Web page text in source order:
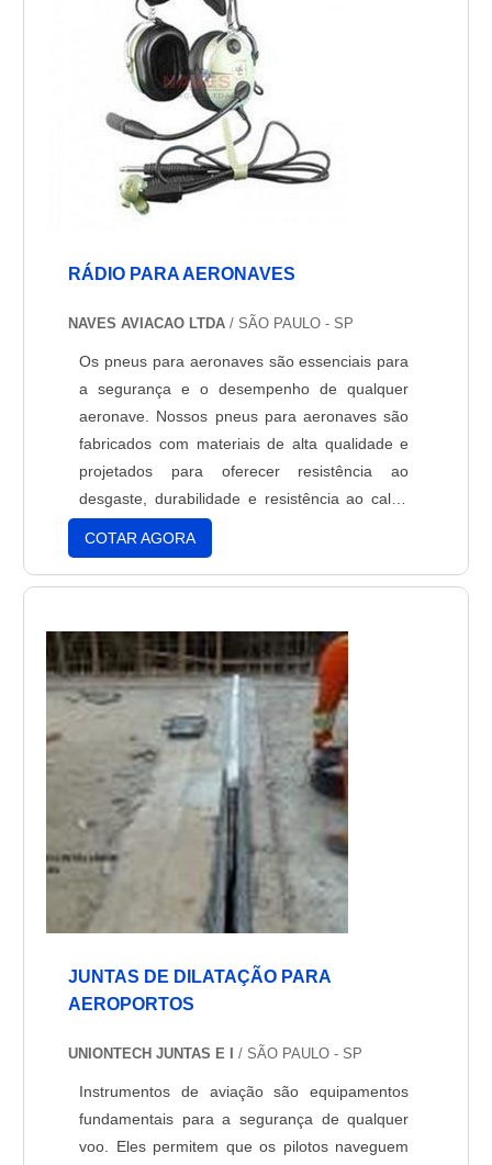
RÁDIO PARA AERONAVES
NAVES AVIACAO LTDA/ SÃO PAULO - SP
Os pneus para aeronaves são essenciais para
a segurança e o desempenho de qualquer
aeronave. Nossos pneus para aeronaves são
fabricados com materiais de alta qualidade e
projetados para oferecer resistência ao
desgaste, durabilidade e resistência ao calor.
Nossos pneus para aeronaves são projetados
para atender às exigências de desempenho e
segurança das principais autoridades de
pneus para aeronaves para atender às
necessidades de todos os tipos de aeronaves.
COTAR AGORA
JUNTAS DE DILATAÇÃO PARA
AEROPORTOS
UNIONTECH JUNTAS E I/ SÃO PAULO - SP
Instrumentos de aviação são equipamentos
fundamentais para a segurança de qualquer
voo. Eles permitem que os pilotos naveguem